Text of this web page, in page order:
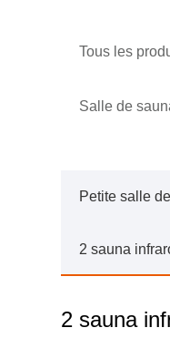
Tous les
Salle de
Petite salle
2 sauna
2 sauna